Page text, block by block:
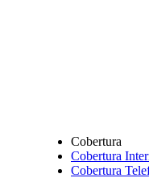
Cobertura
Cobertura
Cobertura